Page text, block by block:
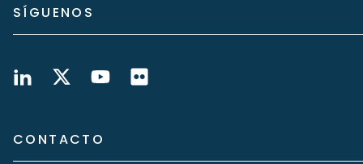
SÍGUENOS
CONTACTO